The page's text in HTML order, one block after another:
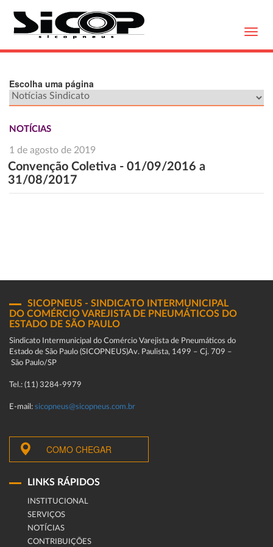
Escolha uma página
NOTÍCIAS
1 de agosto de 2019
Convenção Coletiva - 01/09/2016 a
31/08/2017
SICOPNEUS - SINDICATO INTERMUNICIPAL
DO COMÉRCIO VAREJISTA DE PNEUMÁTICOS DO
ESTADO DE SÃO PAULO
Sindicato Intermunicipal do Comércio Varejista de Pneumáticos do
Estado de São Paulo (SICOPNEUS)Av. Paulista, 1499 – Cj. 709 –
São Paulo/SP
Tel.: (11) 3284-9979
E-mail: sicopneus@sicopneus.com.br
COMO CHEGAR
LINKS RÁPIDOS
INSTITUCIONAL
SERVIÇOS
NOTÍCIAS
CONTRIBUIÇÕES